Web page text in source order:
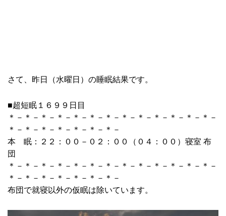
さて、昨日（水曜日）の睡眠結果です。
■超短眠１６９９日目
＊－＊－＊－＊－＊－＊－＊－＊－＊－＊－＊－＊－＊－
＊－＊－＊－＊－＊－＊－＊－
本 眠：２２：００－０２：００（０４：００）寝室 布
団
＊－＊－＊－＊－＊－＊－＊－＊－＊－＊－＊－＊－＊－
＊－＊－＊－＊－＊－＊－＊－
布団で就寝以外の仮眠は除いています。